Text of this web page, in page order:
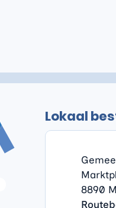
Lokaal
Contact
Adres
,8890